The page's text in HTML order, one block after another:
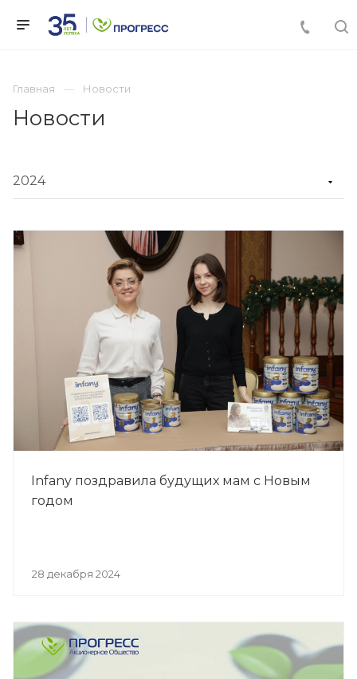
Главная Новости
Новости
Infany поздравила будущих мам с Новым
годом
28 декабря 2024